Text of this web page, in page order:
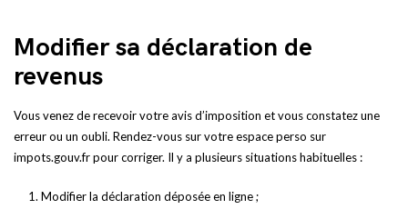
Modifier sa déclaration de
revenus
Vous venez de recevoir votre avis d’imposition et vous constatez une
erreur ou un oubli. Rendez-vous sur votre espace perso sur
impots.gouv.fr pour corriger. Il y a plusieurs situations habituelles :
Modifier la déclaration déposée en ligne ;